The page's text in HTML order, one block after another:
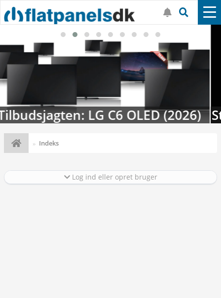
Streaming-kalenderen: Nyt i august
Indeks
Log ind eller opret bruger